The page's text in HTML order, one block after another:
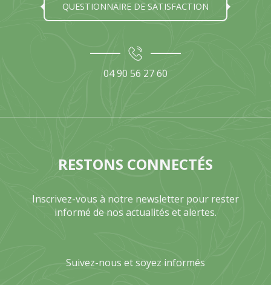
QUESTIONNAIRE DE SATISFACTION
04 90 56 27 60
RESTONS CONNECTÉS
Inscrivez-vous à notre newsletter pour rester
informé de nos actualités et alertes.
Suivez-nous et soyez informés